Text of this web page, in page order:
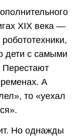
XIX века —
дети с самыми
Перестают
А
то «уехал
Но однажды